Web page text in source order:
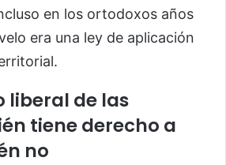
en los ortodoxos años
era una ley de aplicación
liberal de las
tiene derecho a
no